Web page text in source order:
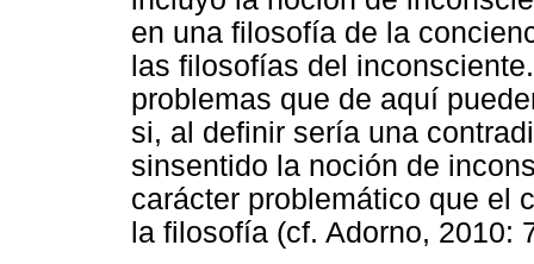
en una filosofía de la
las filosofías del
problemas que de aquí
si, al definir sería una
sinsentido la noción de
carácter problemático que el
la filosofía (cf. Adorno, 2010: